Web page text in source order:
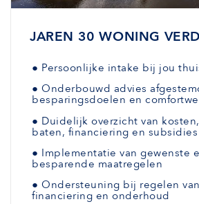
JAREN 30 WONING
● Persoonlijke intake bij jou
● Onderbouwd advies
besparingsdoelen en
● Duidelijk overzicht van kosten,
baten, financiering en subsidies
● Implementatie van gewenste
besparende maatregelen
● Ondersteuning bij regelen
financiering en onderhoud